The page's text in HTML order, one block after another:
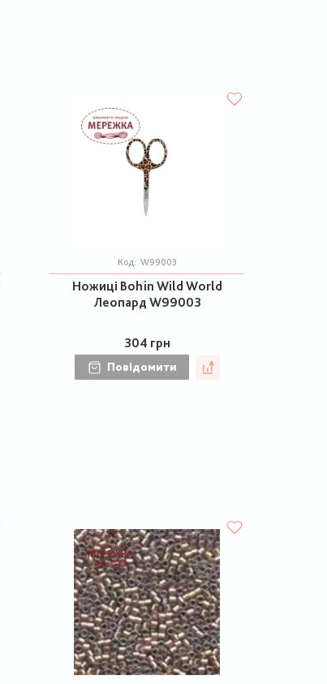
Код: W99003
Ножиці Bohin Wild World
Леопард W99003
304 грн
Повідомити